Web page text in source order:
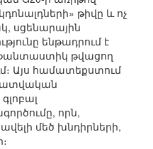
թիվը և ոչ
սցենարային
ենթադրում է
թվացող
Այս համատեքստում
որն,
մեծ խնդիրների,